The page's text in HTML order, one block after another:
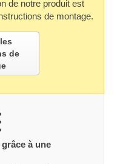
de notre produit est
de montage.
de
à une